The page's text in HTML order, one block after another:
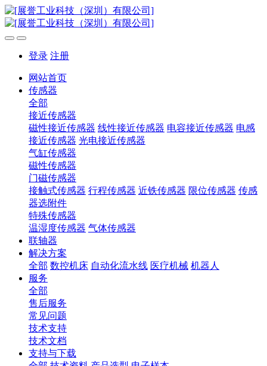
登录 注册
网站首页
传感器
全部
接近传感器
磁性接近传感器 线性接近传感器 电容接近传感器 电感
接近传感器 光电接近传感器
气缸传感器
磁性传感器
门磁传感器
接触式传感器 行程传感器 近铁传感器 限位传感器 传感
器选附件
特殊传感器
温湿度传感器 气体传感器
联轴器
解决方案
全部 数控机床 自动化流水线 医疗机械 机器人
服务
全部
售后服务
常见问题
技术支持
技术文档
支持与下载